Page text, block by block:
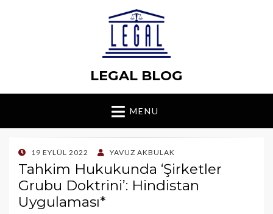
LEGAL BLOG
MENU
POSTED
ON
19 EYLÜL 2022 YAVUZ AKBULAK
Tahkim Hukukunda ‘Şirketler
Grubu Doktrini’: Hindistan
Uygulaması*